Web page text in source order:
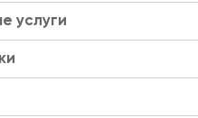
услуги